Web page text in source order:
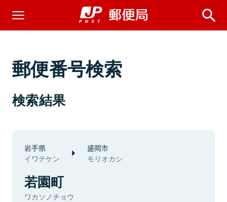
郵便番号検索
検索結果
岩手県
イワテケン
盛岡市
モリオカシ
若園町
ワカソノチョウ